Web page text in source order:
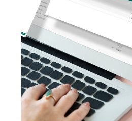
Merkzettel
Newsletter